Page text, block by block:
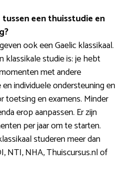
een thuisstudie en
ook een Gaelic klassikaal.
klassikale studie is: je hebt
met andere
individuele ondersteuning en
toetsing en examens. Minder
erop aanpassen. Er zijn
per jaar om te starten.
studeren meer dan
NTI, NHA, Thuiscursus.nl of